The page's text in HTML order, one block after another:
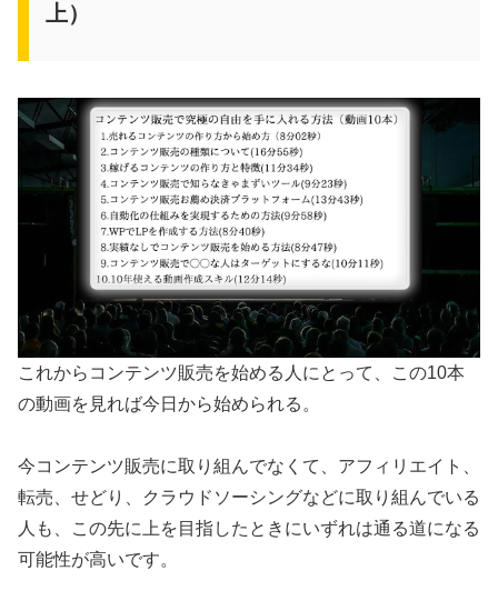
上）
これからコンテンツ販売を始める人にとって、この10本
の動画を見れば今日から始められる。
今コンテンツ販売に取り組んでなくて、アフィリエイト、
転売、せどり、クラウドソーシングなどに取り組んでいる
人も、この先に上を目指したときにいずれは通る道になる
可能性が高いです。